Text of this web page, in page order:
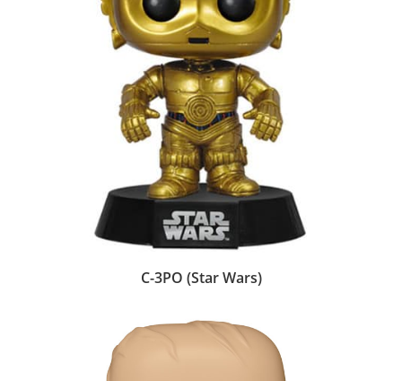
C-3PO (Star Wars)